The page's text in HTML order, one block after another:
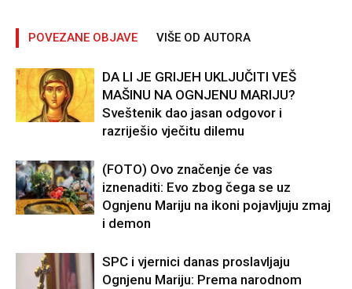
POVEZANE OBJAVE VIŠE OD AUTORA
DA LI JE GRIJEH UKLJUČITI VEŠ
MAŠINU NA OGNJENU MARIJU?
Sveštenik dao jasan odgovor i
razriješio vječitu dilemu
(FOTO) Ovo značenje će vas
iznenaditi: Evo zbog čega se uz
Ognjenu Mariju na ikoni pojavljuju zmaj
i demon
SPC i vjernici danas proslavljaju
Ognjenu Mariju: Prema narodnom